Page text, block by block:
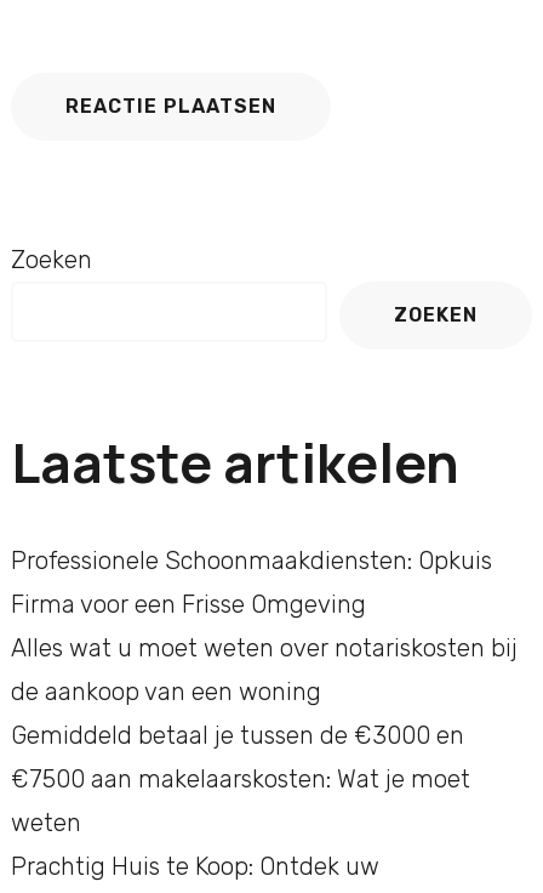
Zoeken
ZOEKEN
Laatste artikelen
Professionele Schoonmaakdiensten: Opkuis
Firma voor een Frisse Omgeving
Alles wat u moet weten over notariskosten bij
de aankoop van een woning
Gemiddeld betaal je tussen de €3000 en
€7500 aan makelaarskosten: Wat je moet
weten
Prachtig Huis te Koop: Ontdek uw